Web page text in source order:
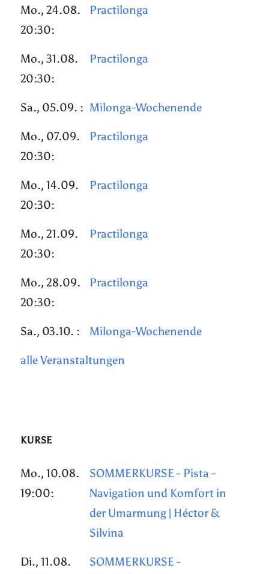
Mo., 24.08.
20:30:
Practilonga
Mo., 31.08.
20:30:
Practilonga
Sa., 05.09. : Milonga-Wochenende
Mo., 07.09.
20:30:
Practilonga
Mo., 14.09.
20:30:
Practilonga
Mo., 21.09.
20:30:
Practilonga
Mo., 28.09.
20:30:
Practilonga
Sa., 03.10. : Milonga-Wochenende
alle Veranstaltungen
KURSE
Mo., 10.08.
19:00:
SOMMERKURSE - Pista -
Navigation und Komfort in
der Umarmung | Héctor &
Silvina
Di., 11.08.
SOMMERKURSE -